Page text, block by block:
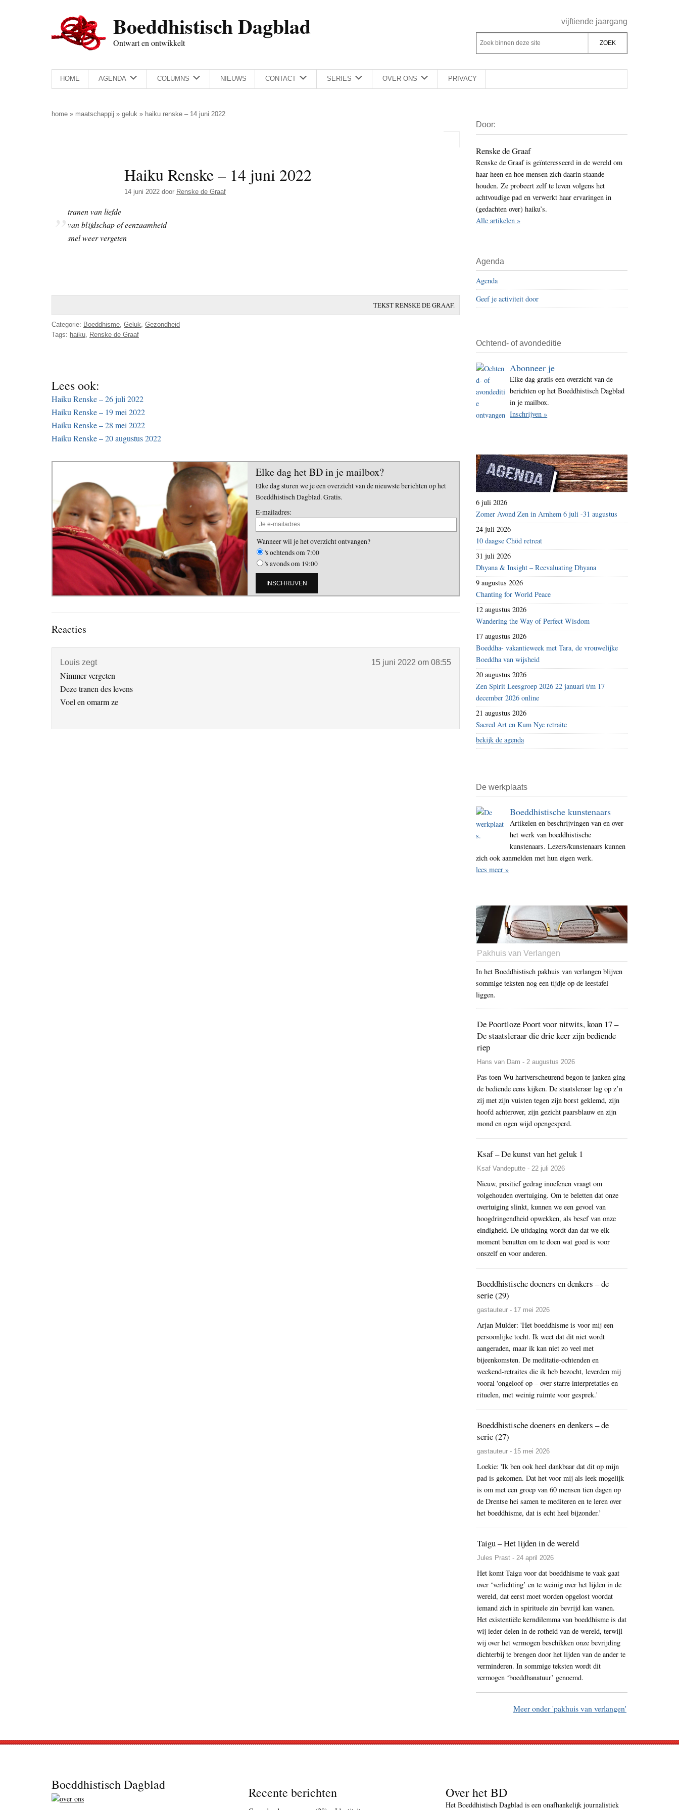
Boeddhistisch Dagblad
Ontwart en ontwikkelt
Rechts
vijftiende jaargang
Z
o
e
k
d
e
z
e
s
i
t
e
Z
o
k
b
n
n
d
e
z
e
s
e
HOME AGENDA COLUMNS NIEUWS CONTACT SERIES OVER ONS PRIVACY
home » maatschappij » geluk » haiku renske – 14 juni 2022
Haiku Renske – 14 juni 2022
14 juni 2022 door Renske de Graaf
tranen van liefde
van blijdschap of eenzaamheid
snel weer vergeten
TEKST RENSKE DE GRAAF.
Categorie: Boeddhisme, Geluk, Gezondheid
Tags: haiku, Renske de Graaf
Lees ook:
Haiku Renske – 26 juli 2022
Haiku Renske – 19 mei 2022
Haiku Renske – 28 mei 2022
Haiku Renske – 20 augustus 2022
Elke dag het BD in je mailbox?
Elke dag sturen we je een overzicht van de nieuwste berichten op het
Boeddhistisch Dagblad. Gratis.
E-mailadres:
Wanneer wil je het overzicht ontvangen?
's ochtends om 7:00
's avonds om 19:00
Lees
Reacties
Louis zegt 15 juni 2022 om 08:55
Nimmer vergeten
Deze tranen des levens
Voel en omarm ze
Sidebar
Door:
Renske de Graaf
Renske de Graaf is geïnteresseerd in de wereld om
haar heen en hoe mensen zich daarin staande
houden. Ze probeert zelf te leven volgens het
achtvoudige pad en verwerkt haar ervaringen in
(gedachten over) haiku’s.
Alle artikelen »
Agenda
Agenda
Geef je activiteit door
Ochtend- of avondeditie
Abonneer je
Elke dag gratis een overzicht van de
berichten op het Boeddhistisch Dagblad
in je mailbox.
Inschrijven »
6 juli 2026
Zomer Avond Zen in Arnhem 6 juli -31 augustus
24 juli 2026
10 daagse Chöd retreat
31 juli 2026
Dhyana & Insight – Reevaluating Dhyana
9 augustus 2026
Chanting for World Peace
12 augustus 2026
Wandering the Way of Perfect Wisdom
17 augustus 2026
Boeddha- vakantieweek met Tara, de vrouwelijke
Boeddha van wijsheid
20 augustus 2026
Zen Spirit Leesgroep 2026 22 januari t/m 17
december 2026 online
21 augustus 2026
Sacred Art en Kum Nye retraite
bekijk de agenda
De werkplaats
Boeddhistische kunstenaars
Artikelen en beschrijvingen van en over
het werk van boeddhistische
kunstenaars. Lezers/kunstenaars kunnen
zich ook aanmelden met hun eigen werk.
lees meer »
Pakhuis van Verlangen
In het Boeddhistisch pakhuis van verlangen blijven
sommige teksten nog een tijdje op de leestafel
liggen.
De Poortloze Poort voor nitwits, koan 17 –
De staatsleraar die drie keer zijn bediende
riep
Hans van Dam - 2 augustus 2026
Pas toen Wu hartverscheurend begon te janken ging
de bediende eens kijken. De staatsleraar lag op z’n
zij met zijn vuisten tegen zijn borst geklemd, zijn
hoofd achterover, zijn gezicht paarsblauw en zijn
mond en ogen wijd opengesperd.
Ksaf – De kunst van het geluk 1
Ksaf Vandeputte - 22 juli 2026
Nieuw, positief gedrag inoefenen vraagt om
volgehouden overtuiging. Om te beletten dat onze
overtuiging slinkt, kunnen we een gevoel van
hoogdringendheid opwekken, als besef van onze
eindigheid. De uitdaging wordt dan dat we elk
moment benutten om te doen wat goed is voor
onszelf en voor anderen.
Boeddhistische doeners en denkers – de
serie (29)
gastauteur - 17 mei 2026
Arjan Mulder: 'Het boeddhisme is voor mij een
persoonlijke tocht. Ik weet dat dit niet wordt
aangeraden, maar ik kan niet zo veel met
bijeenkomsten. De meditatie-ochtenden en
weekend-retraites die ik heb bezocht, leverden mij
vooral 'ongeloof op – over starre interpretaties en
rituelen, met weinig ruimte voor gesprek.'
Boeddhistische doeners en denkers – de
serie (27)
gastauteur - 15 mei 2026
Loekie: 'Ik ben ook heel dankbaar dat dit op mijn
pad is gekomen. Dat het voor mij als leek mogelijk
is om met een groep van 60 mensen tien dagen op
de Drentse hei samen te mediteren en te leren over
het boeddhisme, dat is echt heel bijzonder.’
Taigu – Het lijden in de wereld
Jules Prast - 24 april 2026
Het komt Taigu voor dat boeddhisme te vaak gaat
over ‘verlichting’ en te weinig over het lijden in de
wereld, dat eerst moet worden opgelost voordat
iemand zich in spirituele zin bevrijd kan wanen.
Het existentiële kerndilemma van boeddhisme is dat
wij ieder delen in de rotheid van de wereld, terwijl
wij over het vermogen beschikken onze bevrijding
dichterbij te brengen door het lijden van de ander te
verminderen. In sommige teksten wordt dit
vermogen ‘boeddhanatuur’ genoemd.
Meer onder 'pakhuis van verlangen'
Boeddhistisch Dagblad Recente berichten Over het BD
Het Boeddhistisch Dagblad is een onafhankelijk journalistiek